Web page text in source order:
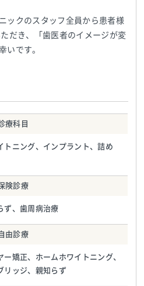
ックのスタッフ全員から患者様
だき、「歯医者のイメージが変
いです。
療科目
トニング、インプラント、詰め
険診療
ず、歯周病治療
自由診療
矯正、ホームホワイトニング、
リッジ、親知らず